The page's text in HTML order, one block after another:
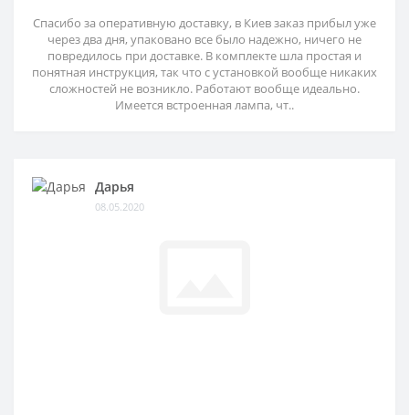
Спасибо за оперативную доставку, в Киев заказ прибыл уже
через два дня, упаковано все было надежно, ничего не
повредилось при доставке. В комплекте шла простая и
понятная инструкция, так что с установкой вообще никаких
сложностей не возникло. Работают вообще идеально.
Имеется встроенная лампа, чт..
Дарья
08.05.2020